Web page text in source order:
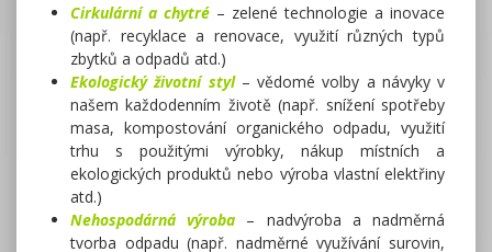
Cirkulární a chytré – zelené technologie a inovace
(např. recyklace a renovace, využití různých typů
zbytků a odpadů atd.)
Ekologický životní styl– vědomé volby a návyky v
našem každodenním životě (např. snížení spotřeby
masa, kompostování organického odpadu, využití
trhu s použitými výrobky, nákup místních a
ekologických produktů nebo výroba vlastní elektřiny
atd.)
Nehospodárná výroba – nadvýroba a nadměrná
tvorba odpadu (např. nadměrné využívání surovin,